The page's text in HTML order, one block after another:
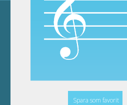
Spara som favorit